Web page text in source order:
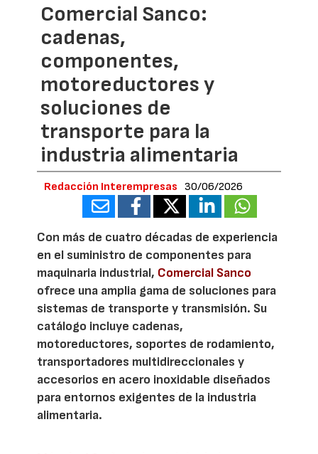
Comercial Sanco:
cadenas,
componentes,
motoreductores y
soluciones de
transporte para la
industria alimentaria
Redacción Interempresas 30/06/2026
Con más de cuatro décadas de experiencia
en el suministro de componentes para
maquinaria industrial, Comercial Sanco
ofrece una amplia gama de soluciones para
sistemas de transporte y transmisión. Su
catálogo incluye cadenas,
motoreductores, soportes de rodamiento,
transportadores multidireccionales y
accesorios en acero inoxidable diseñados
para entornos exigentes de la industria
alimentaria.